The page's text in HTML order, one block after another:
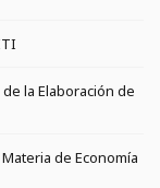
la Elaboración de
de Economía